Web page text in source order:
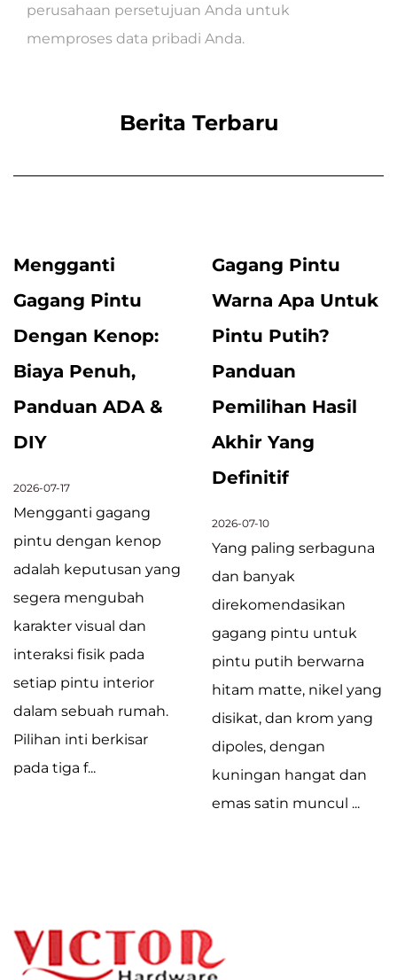
perusahaan persetujuan Anda untuk
memproses data pribadi Anda.
Berita Terbaru
Mengganti
Gagang Pintu
Dengan Kenop:
Biaya Penuh,
Panduan ADA &
DIY
2026-07-17
Mengganti gagang
pintu dengan kenop
adalah keputusan yang
segera mengubah
karakter visual dan
interaksi fisik pada
setiap pintu interior
dalam sebuah rumah.
Pilihan inti berkisar
pada tiga f...
Gagang Pintu
Warna Apa Untuk
Pintu Putih?
Panduan
Pemilihan Hasil
Akhir Yang
Definitif
2026-07-10
Yang paling serbaguna
dan banyak
direkomendasikan
gagang pintu untuk
pintu putih berwarna
hitam matte, nikel yang
disikat, dan krom yang
dipoles, dengan
kuningan hangat dan
emas satin muncul ...